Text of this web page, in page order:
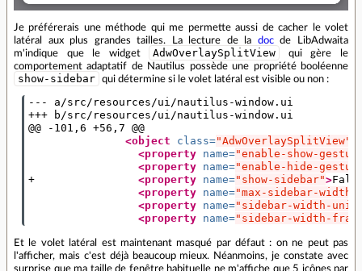
Je préférerais une méthode qui me permette aussi de cacher le volet
latéral aux plus grandes tailles. La lecture de la docde LibAdwaita
m'indique que le widget
AdwOverlaySplitView
qui gère le
comportement adaptatif de Nautilus possède une propriété booléenne
show-sidebar qui détermine si le volet latéral est visible ou non :
--- a/src/resources/ui/nautilus-window.ui
+++ b/src/resources/ui/nautilus-window.ui
@@ -101,6 +56,7 @@
<object
class="AdwOverlaySplitView"
<property name="enable-show-
<property name="enable-hide-
+ <property name="show-sidebar">
<property name="max-sidebar-width"
<property name="sidebar-width-
<property name="sidebar-width-
Et le volet latéral est maintenant masqué par défaut : on ne peut pas
l'afficher, mais c'est déjà beaucoup mieux. Néanmoins, je constate avec
surprise que ma taille de fenêtre habituelle ne m'affiche que 5 icônes par